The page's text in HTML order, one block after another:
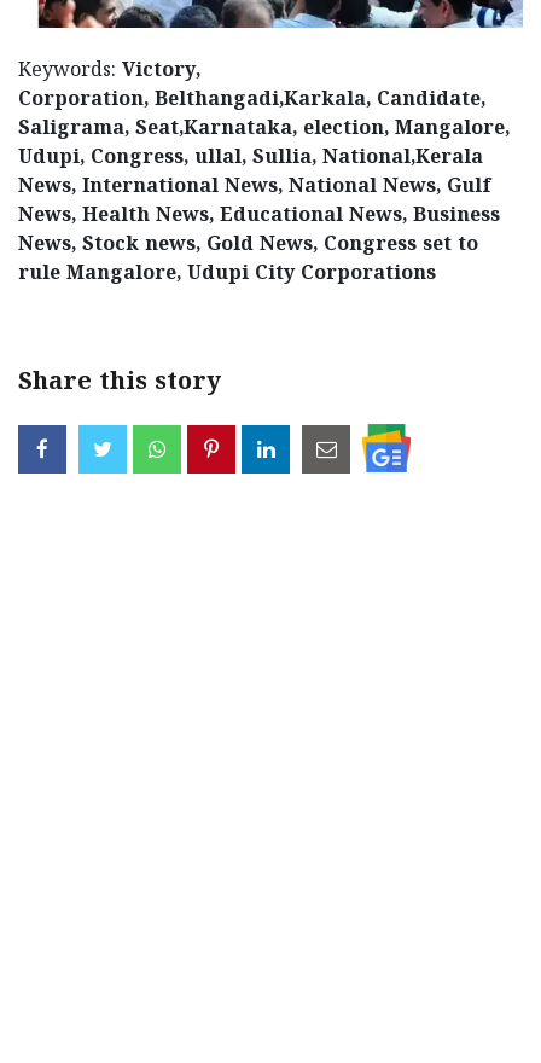
Keywords: Victory,
Corporation, Belthangadi,Karkala, Candidate,
Saligrama, Seat,Karnataka, election, Mangalore,
Udupi, Congress, ullal, Sullia, National,Kerala
News, International News, National News, Gulf
News, Health News, Educational News, Business
News, Stock news, Gold News, Congress set to
rule Mangalore, Udupi City Corporations
Share this story